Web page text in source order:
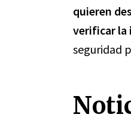
quieren
verificar la
seguridad